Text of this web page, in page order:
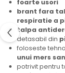
foarte usori
brant fara
respiratie a
talpa
detasabil din
foloseste
unui mers
potrivit pentru